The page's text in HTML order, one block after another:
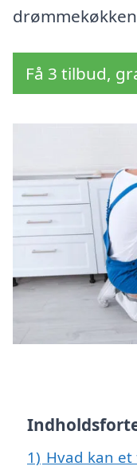
Få 3 tilbud,
1) Hvad kan